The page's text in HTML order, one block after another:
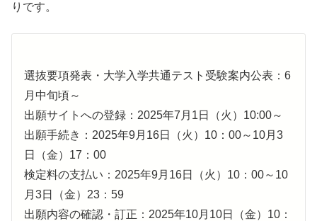
りです。
選抜要項発表・大学入学共通テスト受験案内公表：6
月中旬頃～
出願サイトへの登録：2025年7月1日（火）10:00～
出願手続き：2025年9月16日（火）10：00～10月3
日（金）17：00
検定料の支払い：2025年9月16日（火）10：00～10
月3日（金）23：59
出願内容の確認・訂正：2025年10月10日（金）10：